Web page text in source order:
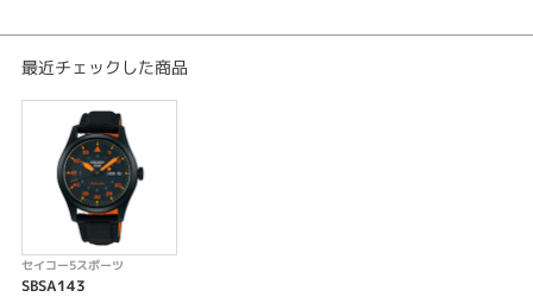
カレンダー（日付・曜日）機能つき
最近チェックした商品
セイコー5スポーツ
SBSA143